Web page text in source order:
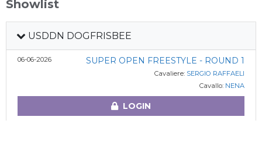
Showlist
USDDN DOGFRISBEE
06-06-2026 SUPER OPEN FREESTYLE - ROUND 1
Cavaliere: SERGIO RAFFAELI
Cavallo: NENA
LOGIN